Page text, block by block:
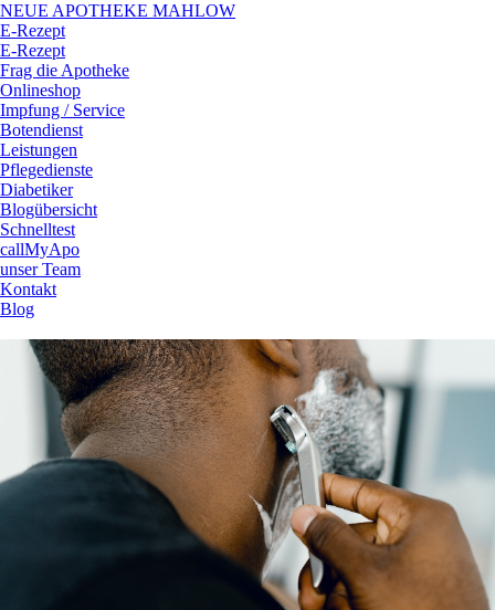
NEUE APOTHEKE MAHLOW
E-Rezept
E-Rezept
Frag die Apotheke
Onlineshop
Impfung / Service
Botendienst
Leistungen
Pflegedienste
Diabetiker
Blogübersicht
Schnelltest
callMyApo
unser Team
Kontakt
Blog